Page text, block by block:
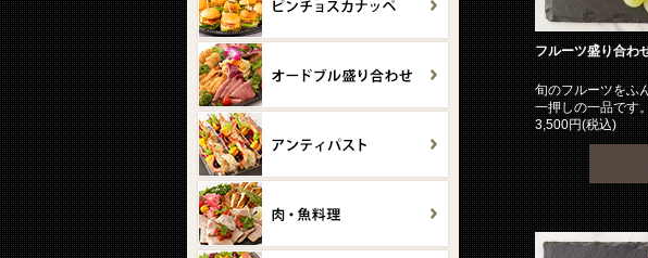
フルーツ盛り合わ
旬のフルーツをふ
一押しの一品です
3,500円(税込)